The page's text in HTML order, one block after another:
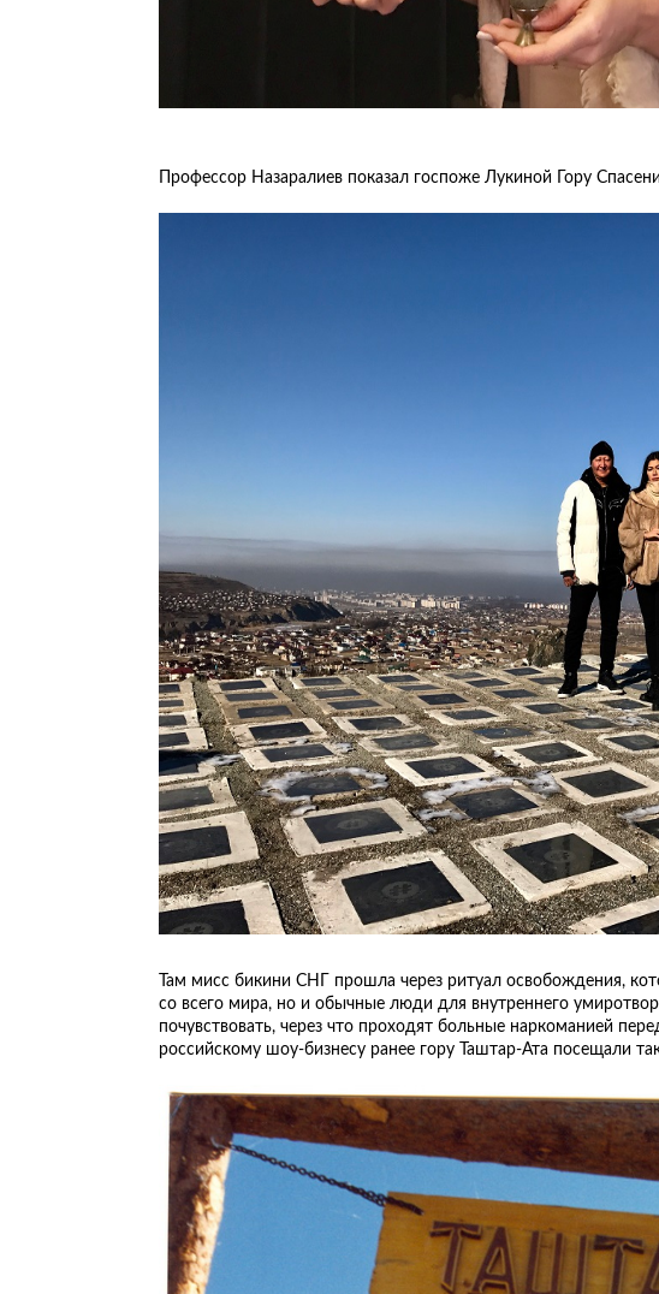
Профессор Назаралиев показал госпоже Лукиной Гору
Там мисс бикини СНГ прошла через ритуал освобождения,
со всего мира, но и обычные люди для внутреннего
почувствовать, через что проходят больные наркоманией
российскому шоу-бизнесу ранее гору Таштар-Ата посещали